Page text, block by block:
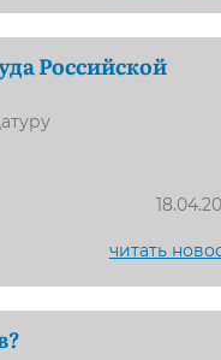
Российской
читать